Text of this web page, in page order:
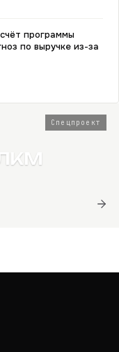
программы
по выручке из-за
Спецпроект